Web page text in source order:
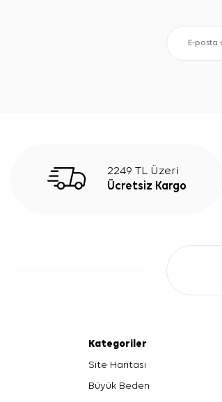
2249 TL Üzeri
Ücretsiz Kargo
Kategoriler
Site Haritası
Büyük Beden